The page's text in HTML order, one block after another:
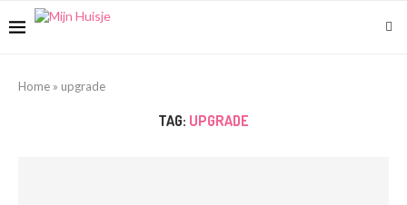
Home » upgrade
TAG: UPGRADE